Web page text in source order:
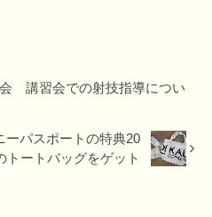
会 講習会での射技指導につい
ーパスポートの特典20
トートバッグをゲット